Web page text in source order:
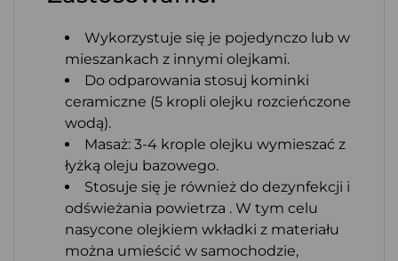
Wykorzystuje się je pojedynczo lub w
mieszankach z innymi olejkami.
Do odparowania stosuj kominki
ceramiczne (5 kropli olejku rozcieńczone
wodą).
Masaż: 3-4 krople olejku wymieszać z
łyżką oleju bazowego.
Stosuje się je również do dezynfekcji i
odświeżania powietrza . W tym celu
nasycone olejkiem wkładki z materiału
można umieścić w samochodzie,